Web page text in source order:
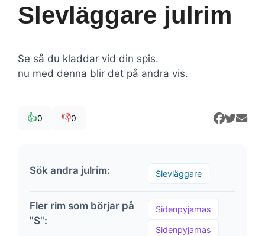
Slevläggare julrim
Se så du kladdar vid din spis.
nu med denna blir det på andra vis.
👍0 👎0
Sök andra julrim: Slevläggare
Fler rim som börjar på
"S":
Sidenpyjamas
Sidenpyjamas